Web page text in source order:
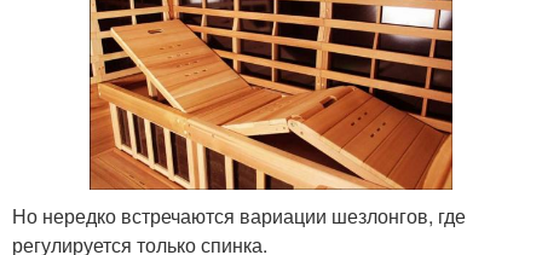
Но нередко встречаются вариации шезлонгов, где
регулируется только спинка.